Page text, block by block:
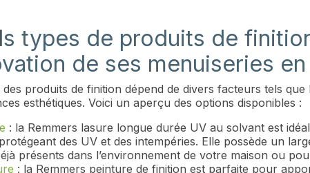
types de produits de
de ses menuiseries
des produits de finition dépend de divers facteurs tels
esthétiques. Voici un aperçu des options disponibles :
: la Remmers lasure longue durée UV au solvant est
des UV et des intempéries. Elle possède un
présents dans l’environnement de votre maison ou
: la Remmers peinture de finition est parfaite pour